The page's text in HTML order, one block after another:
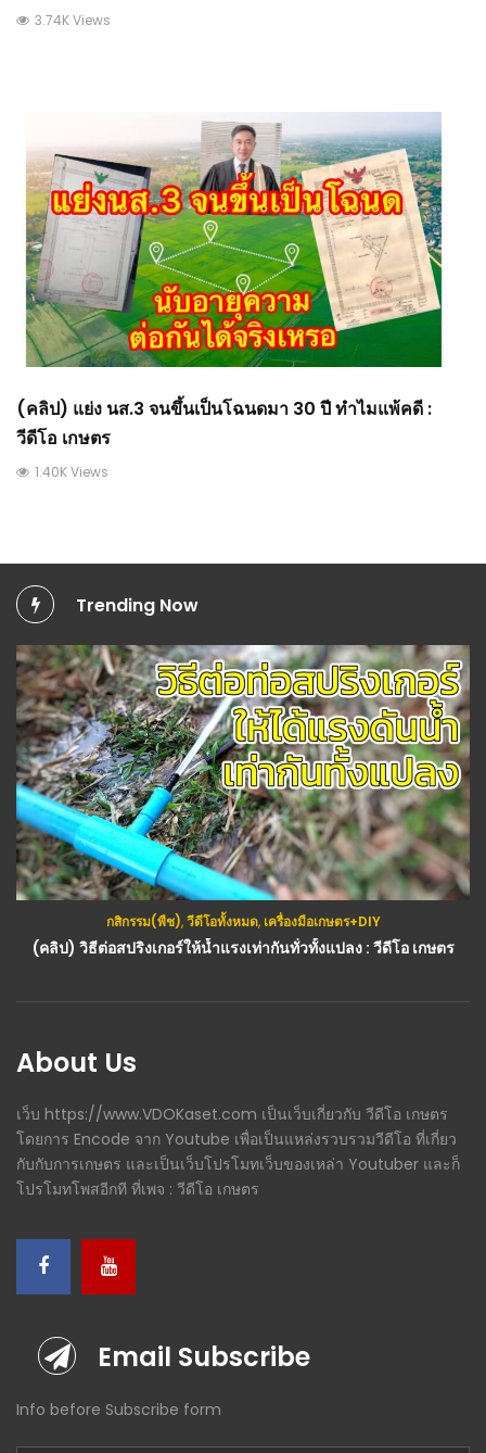
3.74K Views
(คลิป) แย่ง นส.3​ จนขึ้นเป็นโฉนดมา 30 ปี ทำไมแพ้คดี :
วีดีโอ เกษตร
1.40K Views
Trending Now
กสิกรรม(พืช),วีดีโอทั้งหมด, เครื่องมือเกษตร+DIY
(คลิป) วิธีต่อสปริงเกอร์ให้น้ำแรงเท่ากันทั่วทั้งแปลง : วีดีโอ เกษตร
กสิกรรม(พืช),บ้านและสวน,วีดีโอทั้งหมด
(คลิป) ถังหมักปุ๋ย Compost bin : วีดีโอ เกษตร
About Us
เว็บ https://www.VDOKaset.com เป็นเว็บเกี่ยวกับ วีดีโอ เกษตร
โดยการ Encode จาก Youtube เพื่อเป็นแหล่งรวบรวมวีดีโอ ที่เกี่ยว
กับกับการเกษตร และเป็นเว็บโปรโมทเว็บของเหล่า Youtuber และก็
โปรโมทโพสอีกที ที่เพจ : วีดีโอ เกษตร
Email Subscribe
Info before Subscribe form